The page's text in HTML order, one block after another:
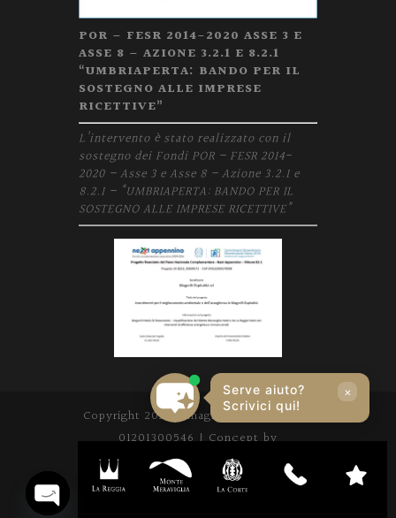
POR – FESR 2014-2020 ASSE 3 E
ASSE 8 – AZIONE 3.2.1 E 8.2.1
“UMBRIAPERTA: BANDO PER IL
SOSTEGNO ALLE IMPRESE
RICETTIVE”
L’intervento è stato realizzato con il
sostegno dei Fondi POR – FESR 2014-
2020 – Asse 3 e Asse 8 – Azione 3.2.1 e
8.2.1 – “UMBRIAPERTA: BANDO PER IL
SOSTEGNO ALLE IMPRESE RICETTIVE”
Copyright 2020 | magrelli.com | P. IVA
01201300546 | Concept by
movingdigital.it
Serve aiuto?
Scrivici qui!
×